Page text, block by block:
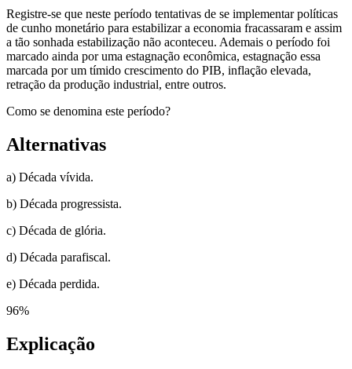
Registre-se que neste período tentativas de se implementar políticas
de cunho monetário para estabilizar a economia fracassaram e assim
a tão sonhada estabilização não aconteceu. Ademais o período foi
marcado ainda por uma estagnação econômica, estagnação essa
marcada por um tímido crescimento do PIB, inflação elevada,
retração da produção industrial, entre outros.
Como se denomina este período?
Alternativas
a) Década vívida.
b) Década progressista.
c) Década de glória.
d) Década parafiscal.
e) Década perdida.
96%
Explicação